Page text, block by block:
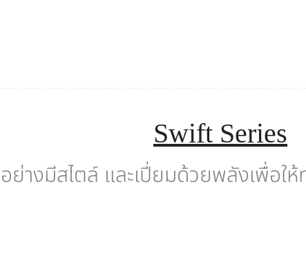
Swift Series
ย่างมีสไตล์ และเปี่ยมด้วยพลังเพื่อ